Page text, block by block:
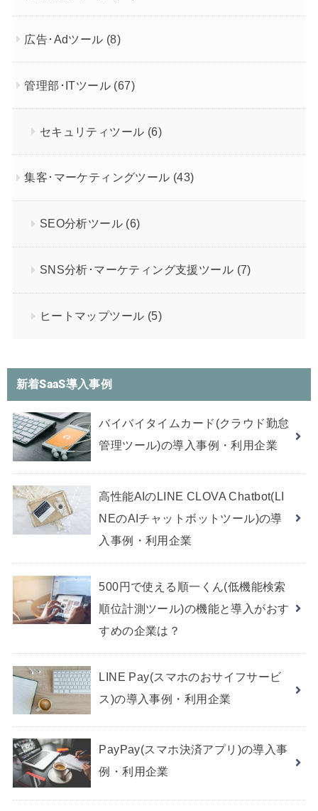
広告･Adツール (8)
管理部･ITツール (67)
セキュリティツール (6)
集客･マーケティングツール (43)
SEO分析ツール (6)
SNS分析･マーケティング支援ツール (7)
ヒートマップツール (5)
新着SaaS導入事例
バイバイタイムカード(クラウド勤怠
管理ツール)の導入事例・利用企業
高性能AIのLINE CLOVA Chatbot(LI
NEのAIチャットボットツール)の導
入事例・利用企業
500円で使える順一くん(低機能検索
順位計測ツール)の機能と導入がおす
すめの企業は？
LINE Pay(スマホのおサイフサービ
ス)の導入事例・利用企業
PayPay(スマホ決済アプリ)の導入事
例・利用企業